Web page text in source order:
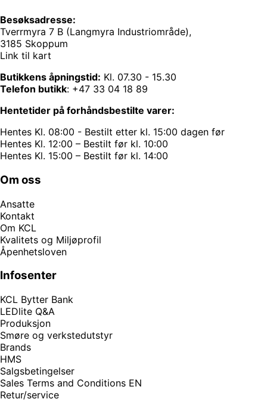
Besøksadresse:
Tverrmyra 7 B (Langmyra Industriområde),
3185 Skoppum
Link til kart
Butikkens åpningstid: Kl. 07.30 - 15.30
Telefon butikk: +47 33 04 18 89
Hentetider på forhåndsbestilte varer:
Hentes Kl. 08:00 - Bestilt etter kl. 15:00 dagen før
Hentes Kl. 12:00 – Bestilt før kl. 10:00
Hentes Kl. 15:00 – Bestilt før kl. 14:00
Om oss
Ansatte
Kontakt
Om KCL
Kvalitets og Miljøprofil
Åpenhetsloven
Infosenter
KCL Bytter Bank
LEDlite Q&A
Produksjon
Smøre og verkstedutstyr
Brands
HMS
Salgsbetingelser
Sales Terms and Conditions EN
Retur/service